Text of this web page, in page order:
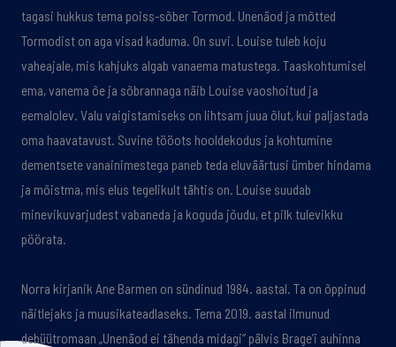
tagasi hukkus tema poiss-sõber Tormod. Unenäod ja mõtted
Tormodist on aga visad kaduma. On suvi. Louise tuleb koju
vaheajale, mis kahjuks algab vanaema matustega. Taaskohtumisel
ema, vanema õe ja sõbrannaga näib Louise vaoshoitud ja
eemalolev. Valu vaigistamiseks on lihtsam juua õlut, kui paljastada
oma haavatavust. Suvine tööots hooldekodus ja kohtumine
dementsete vanainimestega paneb teda eluväärtusi ümber hindama
ja mõistma, mis elus tegelikult tähtis on. Louise suudab
minevikuvarjudest vabaneda ja koguda jõudu, et pilk tulevikku
pöörata.
Norra kirjanik Ane Barmen on sündinud 1984. aastal. Ta on õppinud
näitlejaks ja muusikateadlaseks. Tema 2019. aastal ilmunud
debüütromaan „Unenäod ei tähenda midagi“ pälvis Brage’i auhinna